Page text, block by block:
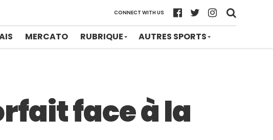
CONNECT WITH US
MERCATO RUBRIQUE AUTRES SPORTS
face à la